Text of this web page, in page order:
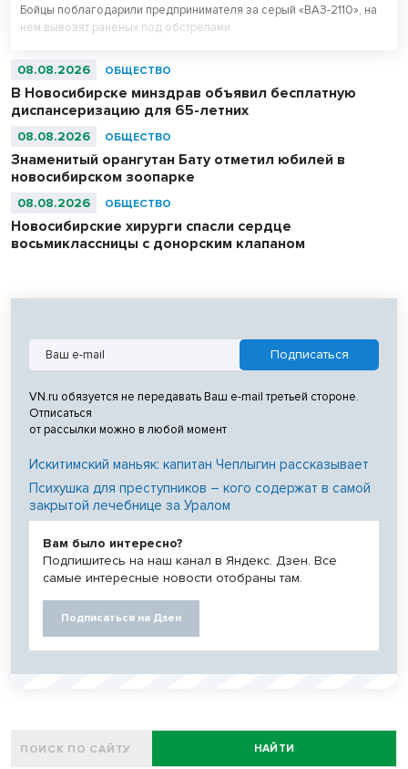
Бойцы поблагодарили предпринимателя за серый «ВАЗ-2110», на
нем вывозят раненых под обстрелами.
08.08.2026 ОБЩЕСТВО
В Новосибирске минздрав объявил бесплатную
диспансеризацию для 65-летних
08.08.2026 ОБЩЕСТВО
Знаменитый орангутан Бату отметил юбилей в
новосибирском зоопарке
08.08.2026 ОБЩЕСТВО
Новосибирские хирурги спасли сердце
восьмиклассницы с донорским клапаном
VN.ru обязуется не передавать Ваш e-mail третьей стороне.
Отписаться
от рассылки можно в любой момент
Искитимский маньяк: капитан Чеплыгин рассказывает
Психушка для преступников – кого содержат в самой
закрытой лечебнице за Уралом
Вам было интересно?
Подпишитесь на наш канал в Яндекс. Дзен. Все
самые интересные новости отобраны там.
Подписаться на Дзен
НАЙТИ